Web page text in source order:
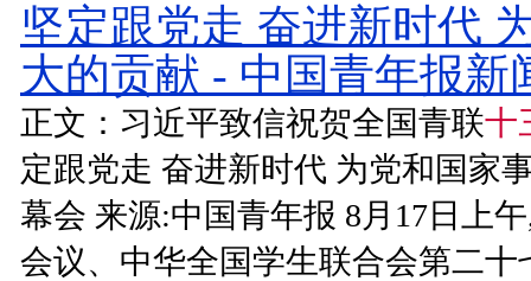
坚定跟党走 奋进新时代
大的贡献 - 中国青年报新
正文：习近平致信祝贺全国青联十
定跟党走 奋进新时代 为党和国家
幕会 来源:中国青年报 8月17日上
会议、中华全国学生联合会第二